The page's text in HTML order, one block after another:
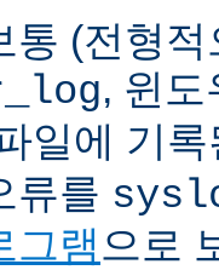
통 (전형
, 윈
일에 기
류를
그램으로